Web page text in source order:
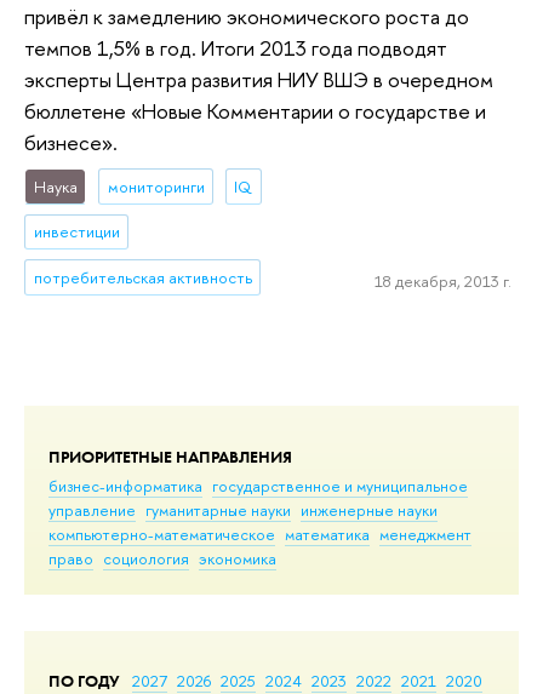
ПРИОРИТЕТНЫЕ НАПРАВЛЕНИЯ
бизнес-информатика государственное и муниципальное
управление гуманитарные науки инженерные науки
компьютерно-математическое математика менеджмент
право социология экономика
ПО ГОДУ 2027 2026 2025 2024 2023 2022 2021 2020
привёл к замедлению экономического роста до
темпов 1,5% в год. Итоги 2013 года подводят
эксперты Центра развития НИУ ВШЭ в очередном
бюллетене «Новые Комментарии о государстве и
бизнесе».
Наука мониторинги IQ
инвестиции
потребительская активность 18 декабря, 2013 г.